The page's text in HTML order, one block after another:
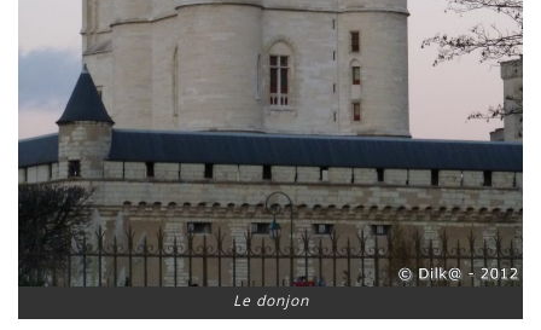
Le donjon